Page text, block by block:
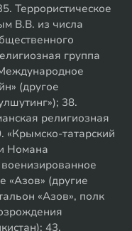
Террористическое
В.В. из числа
группа
(другое
38.
религиозная
«Крымско-татарский
Номана
«Азов» (другие
«Азов», полк
43.